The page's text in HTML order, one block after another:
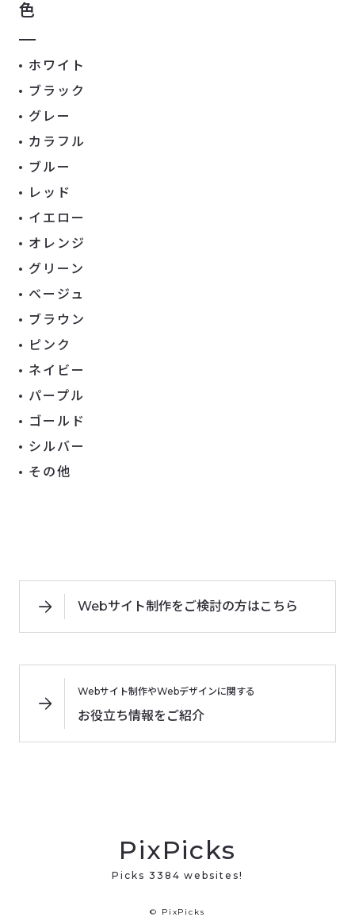
色
ホワイト
ブラック
グレー
カラフル
ブルー
レッド
イエロー
オレンジ
グリーン
ベージュ
ブラウン
ピンク
ネイビー
パープル
ゴールド
シルバー
その他
Webサイト制作をご検討の方はこちら
Webサイト制作やWebデザインに関する
お役立ち情報をご紹介
PixPicks
Picks 3384 websites!
© PixPicks